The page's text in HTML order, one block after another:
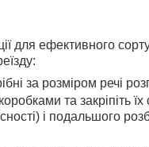
для ефективного
за розміром речі
та закріпіть
і подальшого